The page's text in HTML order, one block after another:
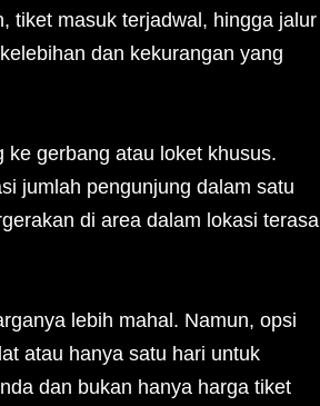
tiket masuk terjadwal, hingga jalur
dan kekurangan yang
gerbang atau loket khusus.
jumlah pengunjung dalam satu
di area dalam lokasi terasa
lebih mahal. Namun, opsi
atau hanya satu hari untuk
dan bukan hanya harga tiket